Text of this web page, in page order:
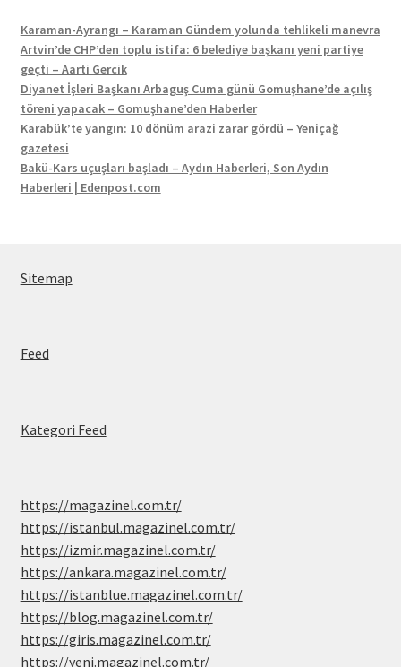
Karaman-Ayrangı – Karaman Gündem yolunda tehlikeli manevra
Artvin’de CHP’den toplu istifa: 6 belediye başkanı yeni partiye
geçti – Aarti Gercik
Diyanet İşleri Başkanı Arbaguş Cuma günü Gomuşhane’de açılış
töreni yapacak – Gomuşhane’den Haberler
Karabük’te yangın: 10 dönüm arazi zarar gördü – Yeniçağ
gazetesi
Bakü-Kars uçuşları başladı – Aydın Haberleri, Son Aydın
Haberleri | Edenpost.com
Sitemap
Feed
Kategori Feed
https://magazinel.com.tr/
https://istanbul.magazinel.com.tr/
https://izmir.magazinel.com.tr/
https://ankara.magazinel.com.tr/
https://istanblue.magazinel.com.tr/
https://blog.magazinel.com.tr/
https://giris.magazinel.com.tr/
https://yeni.magazinel.com.tr/